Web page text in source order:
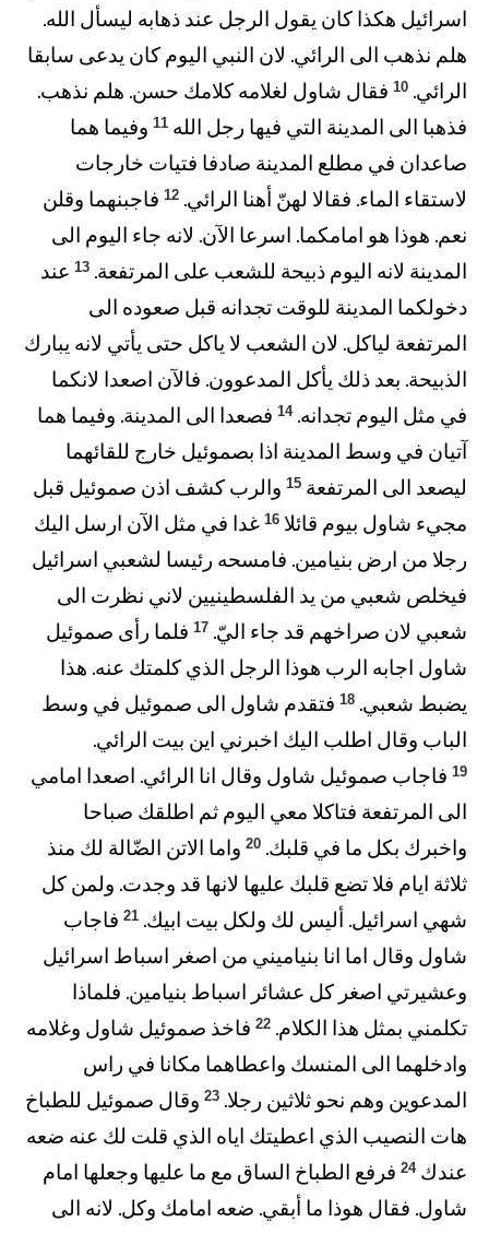
اسرائيل هكذا كان يقول الرجل عند ذهابه ليسأل الله.
هلم نذهب الى الرائي. لان النبي اليوم كان يدعى سابقا
الرائي. 10 فقال شاول لغلامه كلامك حسن. هلم نذهب.
فذهبا الى المدينة التي فيها رجل الله 11 وفيما هما
صاعدان في مطلع المدينة صادفا فتيات خارجات
لاستقاء الماء. فقالا لهنّ أهنا الرائي. 12 فاجبنهما وقلن
نعم. هوذا هو امامكما. اسرعا الآن. لانه جاء اليوم الى
المدينة لانه اليوم ذبيحة للشعب على المرتفعة. 13 عند
دخولكما المدينة للوقت تجدانه قبل صعوده الى
المرتفعة لياكل. لان الشعب لا ياكل حتى يأتي لانه يبارك
الذبيحة. بعد ذلك يأكل المدعوون. فالآن اصعدا لانكما
في مثل اليوم تجدانه. 14 فصعدا الى المدينة. وفيما هما
آتيان في وسط المدينة اذا بصموئيل خارج للقائهما
ليصعد الى المرتفعة 15 والرب كشف اذن صموئيل قبل
مجيء شاول بيوم قائلا 16 غدا في مثل الآن ارسل اليك
رجلا من ارض بنيامين. فامسحه رئيسا لشعبي اسرائيل
فيخلص شعبي من يد الفلسطينيين لاني نظرت الى
شعبي لان صراخهم قد جاء اليّ. 17 فلما رأى صموئيل
شاول اجابه الرب هوذا الرجل الذي كلمتك عنه. هذا
يضبط شعبي. 18 فتقدم شاول الى صموئيل في وسط
الباب وقال اطلب اليك اخبرني اين بيت الرائي.
19 فاجاب صموئيل شاول وقال انا الرائي. اصعدا امامي
الى المرتفعة فتاكلا معي اليوم ثم اطلقك صباحا
واخبرك بكل ما في قلبك. 20 واما الاتن الضّالة لك منذ
ثلاثة ايام فلا تضع قلبك عليها لانها قد وجدت. ولمن كل
شهي اسرائيل. أليس لك ولكل بيت ابيك. 21 فاجاب
شاول وقال اما انا بنياميني من اصغر اسباط اسرائيل
وعشيرتي اصغر كل عشائر اسباط بنيامين. فلماذا
تكلمني بمثل هذا الكلام. 22 فاخذ صموئيل شاول وغلامه
وادخلهما الى المنسك واعطاهما مكانا في راس
المدعوين وهم نحو ثلاثين رجلا. 23 وقال صموئيل للطباخ
هات النصيب الذي اعطيتك اياه الذي قلت لك عنه ضعه
عندك 24 فرفع الطباخ الساق مع ما عليها وجعلها امام
شاول. فقال هوذا ما أبقي. ضعه امامك وكل. لانه الى